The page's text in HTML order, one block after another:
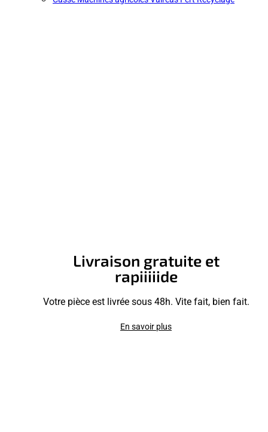
Livraison gratuite et
rapiiiiide
Votre pièce est livrée sous 48h. Vite fait, bien fait.
En savoir plus